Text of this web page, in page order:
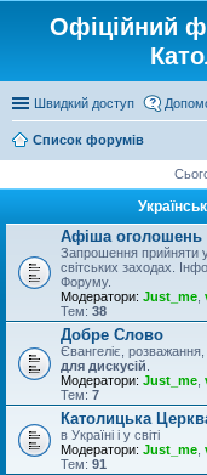
Офіційний
Швидкий доступ
Список форумів
Афіша оголошень
Запрошення прийняти
світських заходах.
Форуму.
Модератори: Just_me
Тем: 38
Добре Слово
Євангеліє, розважання,
для дискусій
Модератори: Just_me
Тем: 7
Католицька
в Україні і у світі
Модератори: Just_me
Тем: 91